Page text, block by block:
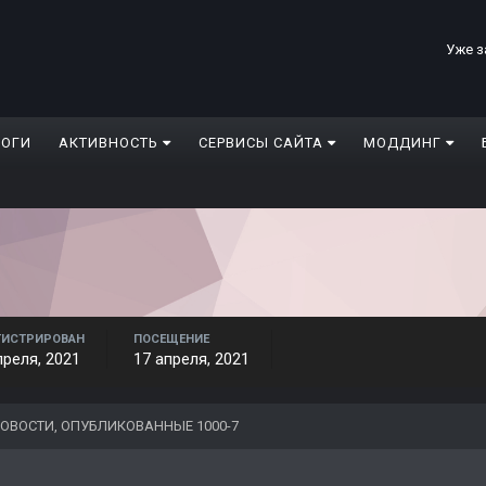
Уже
АКТИВНОСТЬ СЕРВИСЫ САЙТА МОДДИНГ
2021
ПОСЕЩЕНИЕ
17 апреля, 2021
ОПУБЛИКОВАННЫЕ 1000-7